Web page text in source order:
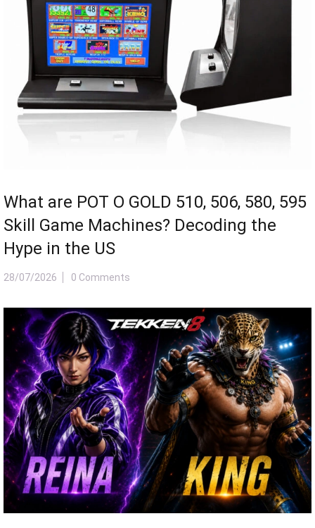
What are POT O GOLD 510, 506, 580, 595
Skill Game Machines? Decoding the
Hype in the US
28/07/2026 0 Comments